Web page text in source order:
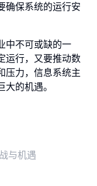
确保系统的运行安
中不可或缺的一
运行，又要推动数
压力，信息系统主
的机遇。
与机遇